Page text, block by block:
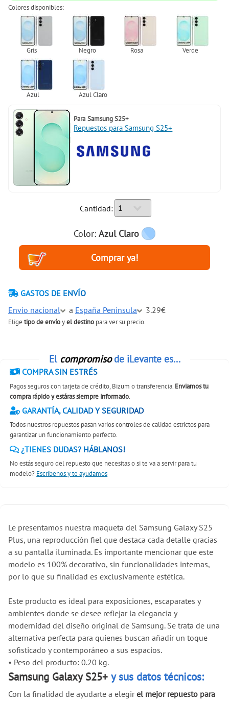
Colores disponibles:
Para Samsung S25+
Repuestos para Samsung S25+
Cantidad:
Color: Azul Claro
GASTOS DE ENVÍO
Envio nacional
a España Peninsula 3.29€
Elige tipo de envíoyel destino para ver su precio.
El compromisode iLevante es...
COMPRA SIN ESTRÉS
Pagos seguros con tarjeta de crédito, Bizum o transferencia. Enviamos tu
compra rápido y estáras siempre informado.
GARANTÍA, CALIDAD Y SEGURIDAD
Todos nuestros repuestos pasan varios controles de calidad estrictos para
garantizar un funcionamiento perfecto.
¿TIENES DUDAS? HÁBLANOS!
No estás seguro del repuesto que necesitas o si te va a servir para tu
modelo? Escríbenos y te ayudamos
Le presentamos nuestra maqueta del Samsung Galaxy S25
Plus, una reproducción fiel que destaca cada detalle gracias
a su pantalla iluminada. Es importante mencionar que este
modelo es 100% decorativo, sin funcionalidades internas,
por lo que su finalidad es exclusivamente estética.
Este producto es ideal para exposiciones, escaparates y
ambientes donde se desee reflejar la elegancia y
modernidad del diseño original de Samsung. Se trata de una
alternativa perfecta para quienes buscan añadir un toque
sofisticado y contemporáneo a sus espacios.
• Peso del producto: 0.20 kg.
Samsung Galaxy S25+ y sus datos técnicos:
Con la finalidad de ayudarte a elegirel mejor repuesto para